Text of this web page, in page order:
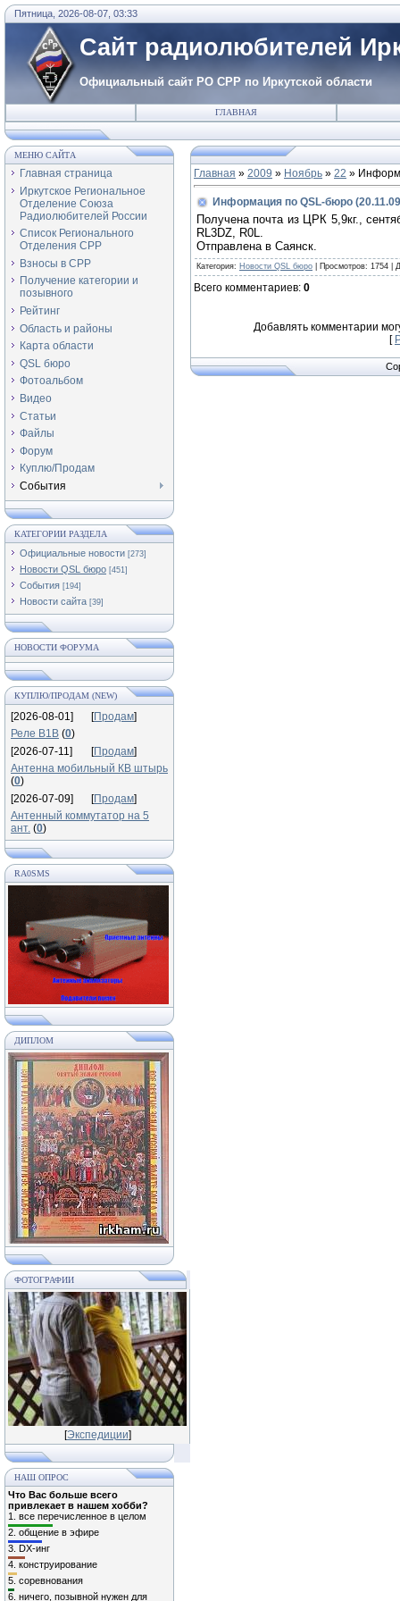
Пятница, 2026-08-07, 03:33
Сайт радиолюбителей
Официальный сайт РО СРР по Иркутской области
ГЛАВНАЯ
МЕНЮ САЙТА
Главная страница
Иркутское Региональное
Отделение Союза
Радиолюбителей России
Список Регионального
Отделения СРР
Взносы в СРР
Получение категории и
позывного
Рейтинг
Область и районы
Карта области
QSL бюро
Фотоальбом
Видео
Статьи
Файлы
Форум
Куплю/Продам
События
КАТЕГОРИИ РАЗДЕЛА
Официальные новости [273]
Новости QSL бюро [451]
События [194]
Новости сайта [39]
НОВОСТИ ФОРУМА
КУПЛЮ/ПРОДАМ (NEW)
[2026-08-01] [Продам]
Реле В1В (0)
[2026-07-11]
[Продам]
Антенна мобильный КВ штырь
(0)
[2026-07-09]
[Продам]
Антенный коммутатор на 5
ант. (0)
RA0SMS
ДИПЛОМ
ФОТОГРАФИИ
[Экспедиции]
НАШ ОПРОС
Что Вас больше всего
привлекает в нашем хобби?
1. все перечисленное в целом
2. общение в эфире
3. DX-инг
4. конструирование
5. соревнования
6. ничего, позывной нужен для
Главная » 2009 » Ноябрь » 22 »
Информация по QSL-бюро
Получена почта из ЦРК 5,9кг.,
RL3DZ, R0L.
Отправлена в Саянск.
Категория: Новости QSL бюро Просмотров: 1754 |
Всего комментариев: 0
Добавлять комментарии
[